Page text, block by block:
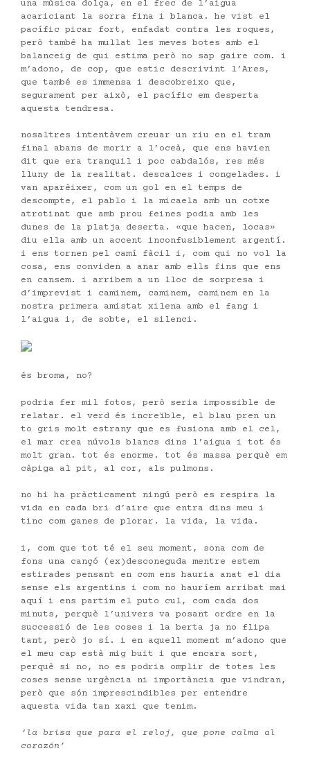
una música dolça, en el frec de l’aigua
acariciant la sorra fina i blanca. he vist el
pacífic picar fort, enfadat contra les roques,
però també ha mullat les meves botes amb el
balanceig de qui estima però no sap gaire com. i
m’adono, de cop, que estic descrivint l’Ares,
que també es immensa i descobreixo que,
segurament per això, el pacífic em desperta
aquesta tendresa.
nosaltres intentàvem creuar un riu en el tram
final abans de morir a l’oceà, que ens havien
dit que era tranquil i poc cabdalós, res més
lluny de la realitat. descalces i congelades. i
van aparèixer, com un gol en el temps de
descompte, el pablo i la micaela amb un cotxe
atrotinat que amb prou feines podia amb les
dunes de la platja deserta. «que hacen, locas»
diu ella amb un accent inconfusiblement argentí.
i ens tornen pel camí fàcil i, com qui no vol la
cosa, ens conviden a anar amb ells fins que ens
en cansem. i arribem a un lloc de sorpresa i
d’imprevist i caminem, caminem, caminem en la
nostra primera amistat xilena amb el fang i
l’aigua i, de sobte, el silenci.
és broma, no?
podria fer mil fotos, però seria impossible de
relatar. el verd és increïble, el blau pren un
to gris molt estrany que es fusiona amb el cel,
el mar crea núvols blancs dins l’aigua i tot és
molt gran. tot és enorme. tot és massa perquè em
càpiga al pit, al cor, als pulmons.
no hi ha pràcticament ningú però es respira la
vida en cada bri d’aire que entra dins meu i
tinc com ganes de plorar. la vida, la vida.
i, com que tot té el seu moment, sona com de
fons una cançó (ex)desconeguda mentre estem
estirades pensant en com ens hauria anat el dia
sense els argentins i com no hauríem arribat mai
aquí i ens partim el puto cul, com cada dos
minuts, perquè l’univers va posant ordre en la
successió de les coses i la berta ja no flipa
tant, però jo sí. i en aquell moment m’adono que
el meu cap està mig buit i que encara sort,
perquè si no, no es podria omplir de totes les
coses sense urgència ni importància que vindran,
però que són imprescindibles per entendre
aquesta vida tan xaxi que tenim.
‘la brisa que para el reloj, que pone calma al
corazón’